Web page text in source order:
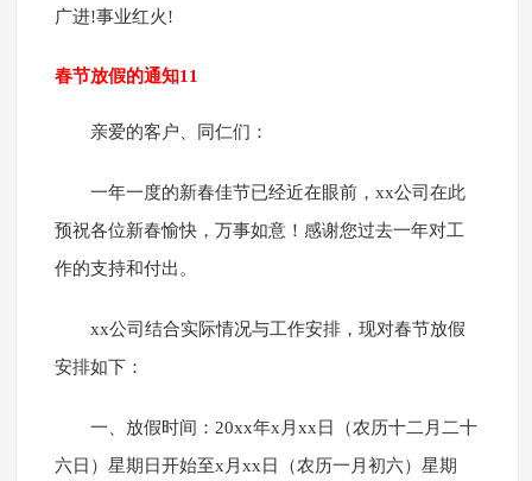
广进!事业红火!
春节放假的通知11
亲爱的客户、同仁们：
一年一度的新春佳节已经近在眼前，xx公司在此
预祝各位新春愉快，万事如意！感谢您过去一年对工
作的支持和付出。
xx公司结合实际情况与工作安排，现对春节放假
安排如下：
一、放假时间：20xx年x月xx日（农历十二月二十
六日）星期日开始至x月xx日（农历一月初六）星期